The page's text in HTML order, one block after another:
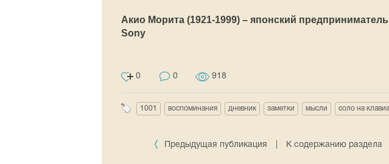
Акио Морита (1921-1999) – японский
Sony
0 0 918
1001 воспоминания дневник заметки мысли соло на
Предыдущая публикация К содержанию раздела